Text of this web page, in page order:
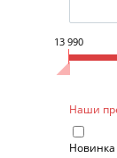
13 990
Наши
Новинка